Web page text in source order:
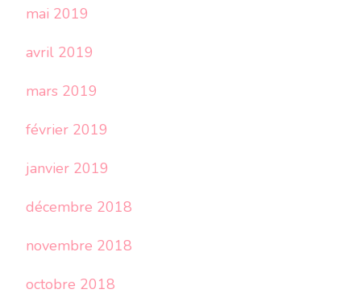
mai 2019
avril 2019
mars 2019
février 2019
janvier 2019
décembre 2018
novembre 2018
octobre 2018